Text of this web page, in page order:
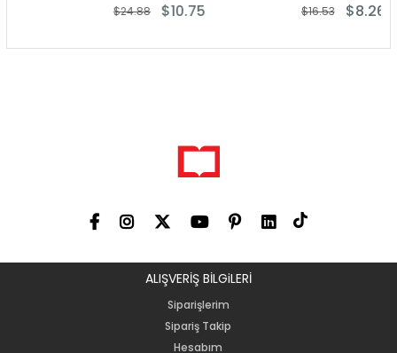
$10.75 $8.26
ALIŞVERİŞ BİLGiLERİ
Siparişlerim
Sipariş Takip
Hesabım